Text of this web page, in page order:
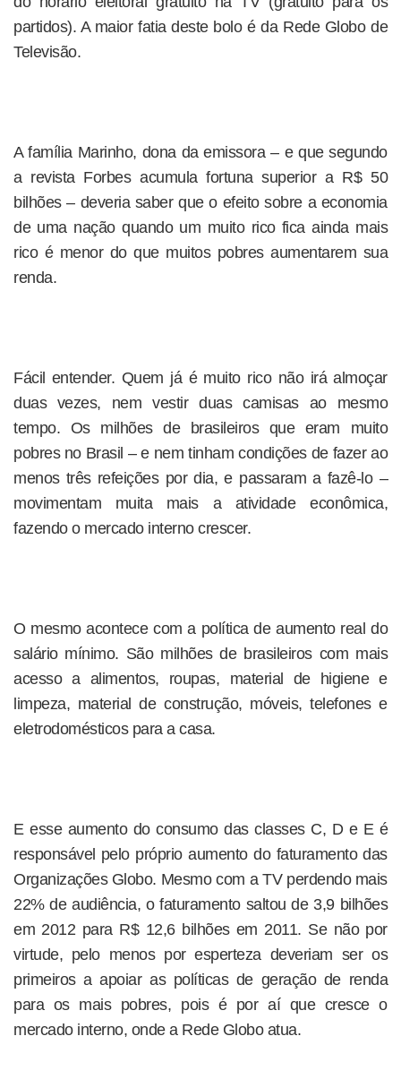
partidos). A maior fatia deste bolo é da Rede Globo de
Televisão.
A família Marinho, dona da emissora – e que segundo
a revista Forbes acumula fortuna superior a R$ 50
bilhões – deveria saber que o efeito sobre a economia
de uma nação quando um muito rico fica ainda mais
rico é menor do que muitos pobres aumentarem sua
renda.
Fácil entender. Quem já é muito rico não irá almoçar
duas vezes, nem vestir duas camisas ao mesmo
tempo. Os milhões de brasileiros que eram muito
pobres no Brasil – e nem tinham condições de fazer ao
menos três refeições por dia, e passaram a fazê-lo –
movimentam muita mais a atividade econômica,
fazendo o mercado interno crescer.
O mesmo acontece com a política de aumento real do
salário mínimo. São milhões de brasileiros com mais
acesso a alimentos, roupas, material de higiene e
limpeza, material de construção, móveis, telefones e
eletrodomésticos para a casa.
E esse aumento do consumo das classes C, D e E é
responsável pelo próprio aumento do faturamento das
Organizações Globo. Mesmo com a TV perdendo mais
22% de audiência, o faturamento saltou de 3,9 bilhões
em 2012 para R$ 12,6 bilhões em 2011. Se não por
virtude, pelo menos por esperteza deveriam ser os
primeiros a apoiar as políticas de geração de renda
para os mais pobres, pois é por aí que cresce o
mercado interno, onde a Rede Globo atua.